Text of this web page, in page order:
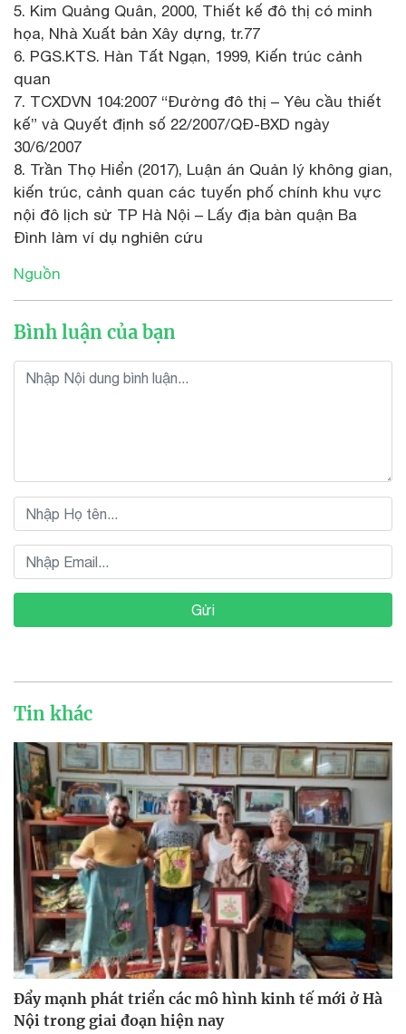
5. Kim Quảng Quân, 2000, Thiết kế đô thị có minh
họa, Nhà Xuất bản Xây dựng, tr.77
6. PGS.KTS. Hàn Tất Ngạn, 1999, Kiến trúc cảnh
quan
7. TCXDVN 104:2007 “Đường đô thị – Yêu cầu thiết
kế” và Quyết định số 22/2007/QĐ-BXD ngày
30/6/2007
8. Trần Thọ Hiển (2017), Luận án Quản lý không gian,
kiến trúc, cảnh quan các tuyến phố chính khu vực
nội đô lịch sử TP Hà Nội – Lấy địa bàn quận Ba
Đình làm ví dụ nghiên cứu
Nguồn
Bình luận của bạn
Gửi
Tin khác
Đẩy mạnh phát triển các mô hình kinh tế mới ở Hà
Nội trong giai đoạn hiện nay